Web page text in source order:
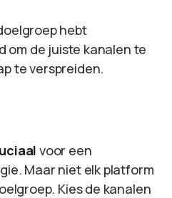
hebt
om de juiste kanalen te
te verspreiden.
voor een
Maar niet elk platform
Kies de kanalen